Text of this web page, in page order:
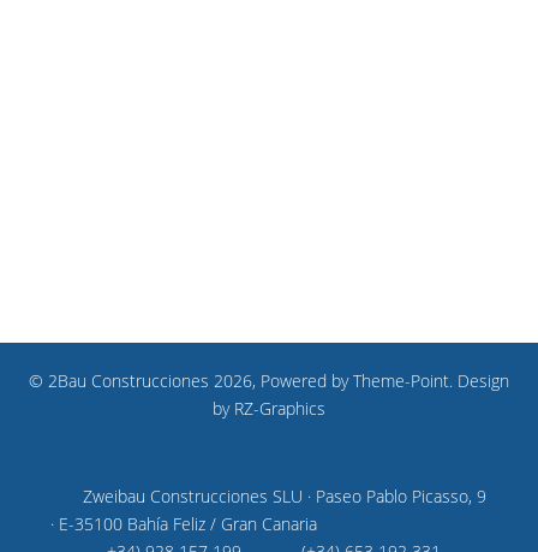
© 2Bau Construcciones 2026, Powered byTheme-Point. Design
by RZ-Graphics
Zweibau Construcciones SLU · Paseo Pablo Picasso, 9
· E-35100 Bahía Feliz / Gran Canaria